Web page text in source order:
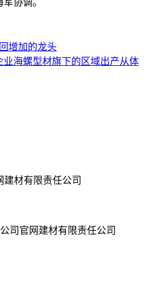
增加的龙头
业海螺型材旗下的区域出产从体
司官网建材有限责任公司